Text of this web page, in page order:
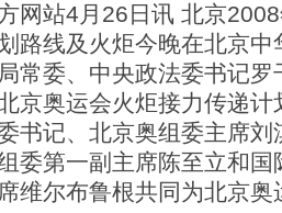
站4月26日讯 北京2008
路线及火炬今晚在北京
常委、中央政法委书记
京奥运会火炬接力传递
书记、北京奥组委主席
委第一副主席陈至立和
维尔布鲁根共同为北京